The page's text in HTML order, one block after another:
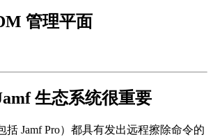
管理平面
生态系统很重要
括 Jamf Pro）都具有发出远程擦除命令的